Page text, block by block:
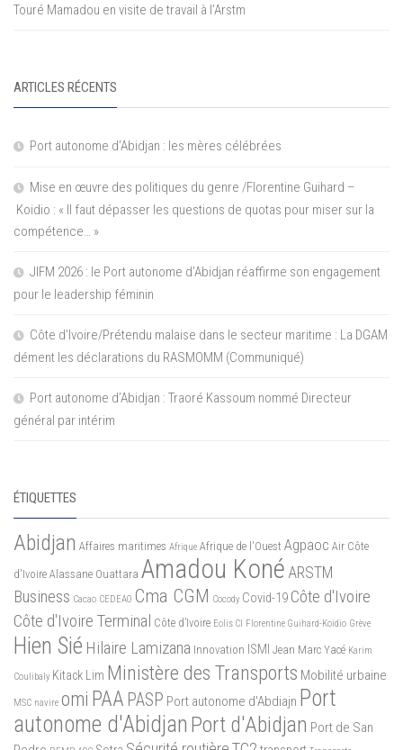
Touré Mamadou en visite de travail à l’Arstm
ARTICLES RÉCENTS
Port autonome d’Abidjan : les mères célébrées
Mise en œuvre des politiques du genre /Florentine Guihard –
Koidio : « Il faut dépasser les questions de quotas pour miser sur la
compétence… »
JIFM 2026 : le Port autonome d’Abidjan réaffirme son engagement
pour le leadership féminin
Côte d’Ivoire/Prétendu malaise dans le secteur maritime : La DGAM
dément les déclarations du RASMOMM (Communiqué)
Port autonome d’Abidjan : Traoré Kassoum nommé Directeur
général par intérim
ÉTIQUETTES
Abidjan Affaires maritimes Afrique Afrique de l'Ouest Agpaoc Air Côte
d'Ivoire Alassane Ouattara Amadou Koné ARSTM
Business Cacao CEDEAO Cma CGM Cocody Covid-19 Côte d'Ivoire
Côte d'Ivoire Terminal Côte d’Ivoire Eolis CI Florentine Guihard-Koidio Grève
Hien Sié Hilaire Lamizana Innovation ISMI Jean Marc Yacé Karim
Coulibaly Kitack Lim Ministère des Transports Mobilité urbaine
MSC navire omi PAA PASP Port autonome d'Abdiajn Port
autonome d'Abidjan Port d'Abidjan Port de San